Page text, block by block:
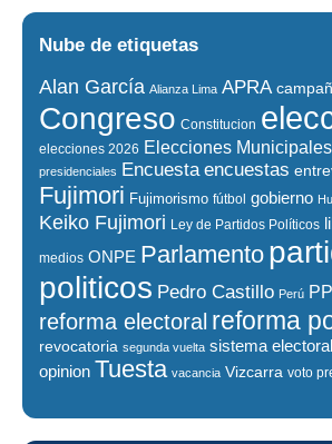
Nube de etiquetas
Alan García Alianza Lima APRA
Congreso Constitucion
elecciones 2026 Elecciones Municipales
presidenciales Encuesta encuestas
Fujimori Fujimorismo fútbol gobierno
Keiko Fujimori Ley de Partidos Políticos
medios ONPE Parlamento
politicos Pedro Castillo Perú
reforma electoral reforma
revocatoria segunda vuelta sistema electoral
opinion Tuesta vacancia Vizcarra voto